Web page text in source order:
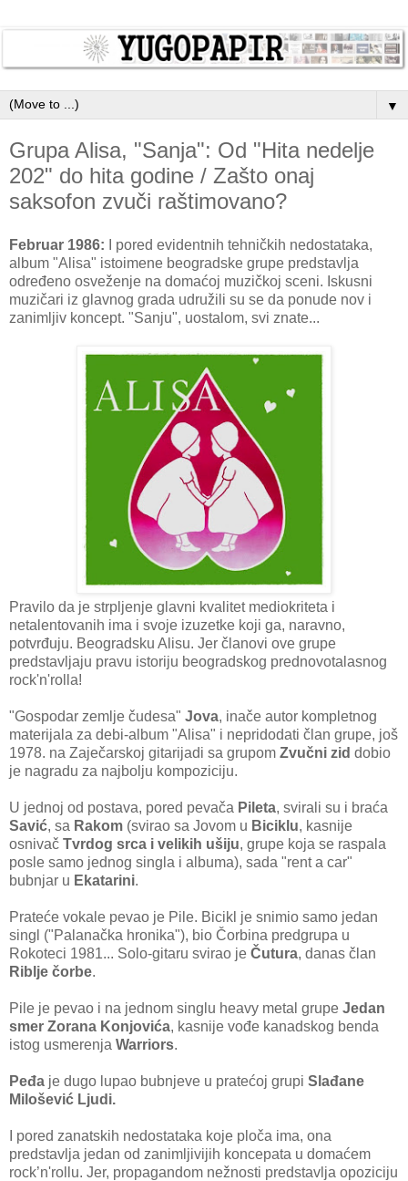
▼
Grupa Alisa, "Sanja": Od "Hita nedelje
202" do hita godine / Zašto onaj
saksofon zvuči raštimovano?
Februar 1986: I pored evidentnih tehničkih nedostataka,
album "Alisa" istoimene beogradske grupe predstavlja
određeno osveženje na domaćoj muzičkoj sceni. Iskusni
muzičari iz glavnog grada udružili su se da ponude nov i
zanimljiv koncept. "Sanju", uostalom, svi znate...
Pravilo da je strpljenje glavni kvalitet mediokriteta i
netalentovanih ima i svoje izuzetke koji ga, naravno,
potvrđuju. Beogradsku Alisu. Jer članovi ove grupe
predstavljaju pravu istoriju beogradskog prednovotalasnog
rock'n'rolla!
"Gospodar zemlje čudesa" Jova, inače autor kompletnog
materijala za debi-album "Alisa" i nepridodati član grupe, još
1978. na Zaječarskoj gitarijadi sa grupom Zvučni zid dobio
je nagradu za najbolju kompoziciju.
U jednoj od postava, pored pevača Pileta, svirali su i braća
Savić, sa Rakom (svirao sa Jovom u Biciklu, kasnije
osnivač Tvrdog srca i velikih ušiju, grupe koja se raspala
posle samo jednog singla i albuma), sada "rent a car"
bubnjar u Ekatarini.
Prateće vokale pevao je Pile. Bicikl je snimio samo jedan
singl ("Palanačka hronika"), bio Čorbina predgrupa u
Rokoteci 1981... Solo-gitaru svirao je Čutura, danas član
Riblje čorbe.
Pile je pevao i na jednom singlu heavy metal grupe Jedan
smer Zorana Konjovića, kasnije vođe kanadskog benda
istog usmerenja Warriors.
Peđa je dugo lupao bubnjeve u pratećoj grupi Slađane
Milošević Ljudi.
I pored zanatskih nedostataka koje ploča ima, ona
predstavlja jedan od zanimljivijih koncepata u domaćem
rock’n'rollu. Jer, propagandom nežnosti predstavlja opoziciju